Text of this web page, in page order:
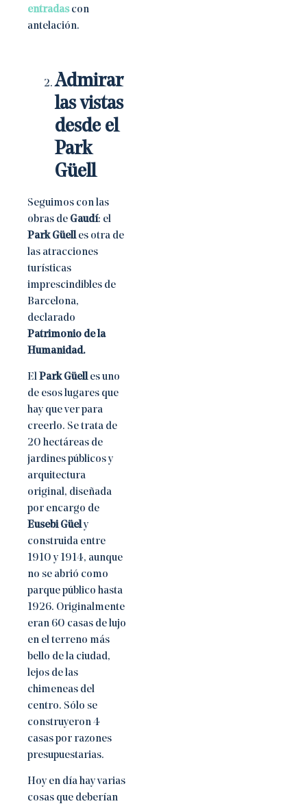
entradascon
antelación.
Admirar
las vistas
desde el
Park
Güell
Seguimos con las
obras de Gaudí: el
Park Güelles otra de
las atracciones
turísticas
imprescindibles de
Barcelona,
declarado
Patrimonio de la
Humanidad.
ElPark Güelles uno
de esos lugares que
hay que ver para
creerlo. Se trata de
20 hectáreas de
jardines públicos y
arquitectura
original, diseñada
por encargo de
Eusebi Güely
construida entre
1910 y 1914, aunque
no se abrió como
parque público hasta
1926. Originalmente
eran 60 casas de lujo
en el terreno más
bello de la ciudad,
lejos de las
chimeneas del
centro. Sólo se
construyeron 4
casas por razones
presupuestarias.
Hoy en día hay varias
cosas que deberían